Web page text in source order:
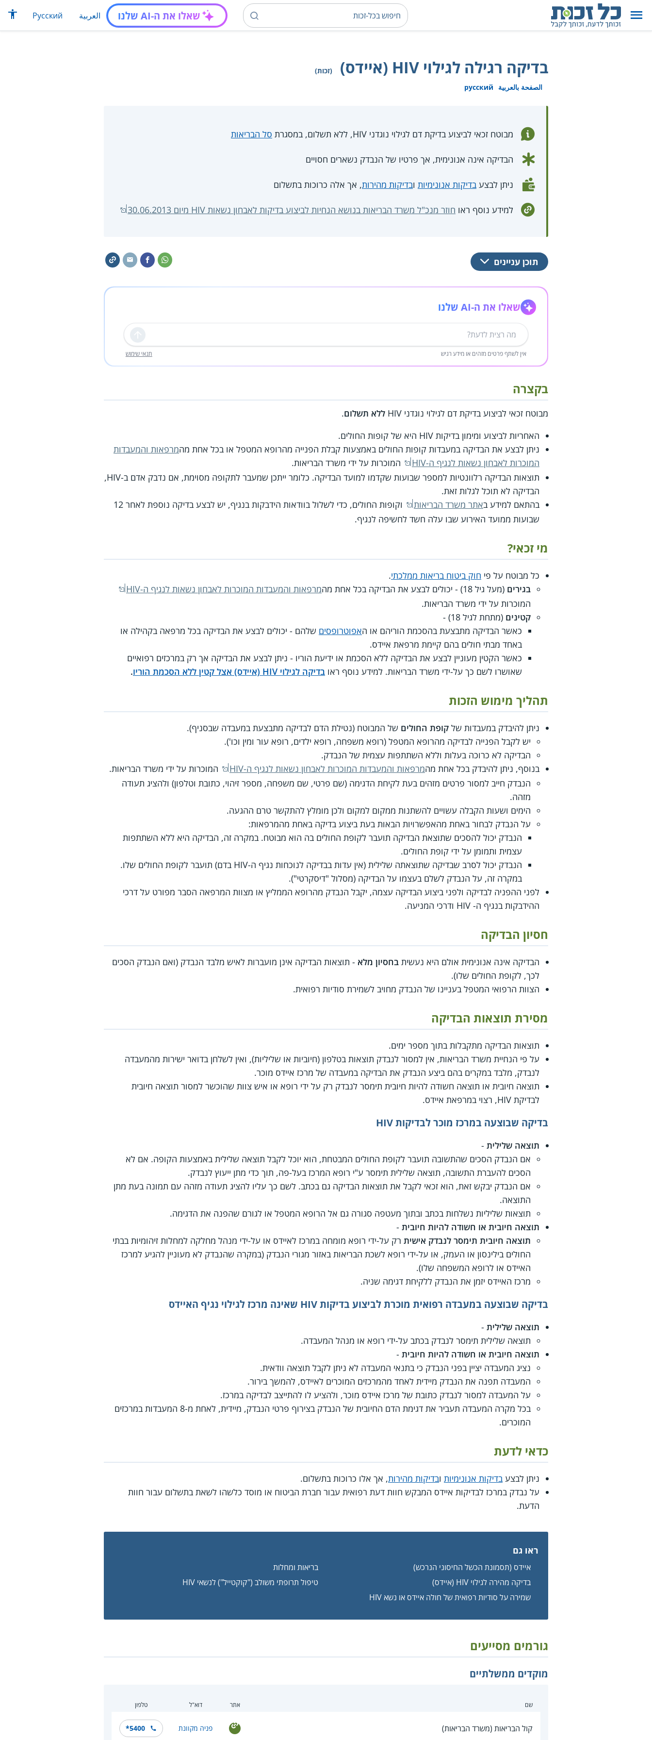
שאלו את ה-AI שלנו العربية Русский
בדיקה רגילה לגילוי HIV (איידס)
(זכות)
الصفحة بالعربية
русский
מבוטח זכאי לביצוע בדיקת דם לגילוי נוגדני HIV, ללא תשלום, במסגרת סל הבריאות
הבדיקה אינה אנונימית, אך פרטיו של הנבדק נשארים חסויים
ניתן לבצע בדיקות אנונימיות ובדיקות מהירות, אך אלה כרוכות בתשלום
למידע נוסף ראו חוזר מנכ"ל משרד הבריאות בנושא הנחיות לביצוע בדיקות לאבחון נשאות HIV מיום 30.06.2013
תוכן עניינים
שאלו את ה-AI שלנו
שליחה
אין לשתף פרטים מזהים או מידע רגיש תנאי שימוש
בקצרה
מבוטח זכאי לביצוע בדיקת דם לגילוי נוגדני HIV ללא תשלום.
האחריות לביצוע ומימון בדיקות HIV היא של קופות החולים.
ניתן לבצע את הבדיקה במעבדות קופות החולים באמצעות קבלת הפנייה מהרופא המטפל או בכל אחת מהמרפאות והמעבדות
המוכרות לאבחון נשאות לנגיף ה-HIV
המוכרות על ידי משרד הבריאות.
תוצאות הבדיקה רלוונטיות למספר שבועות שקדמו למועד הבדיקה. כלומר ייתכן שמעבר לתקופה מסוימת, אם נדבק אדם ב-HIV,
הבדיקה לא תוכל לגלות זאת.
בהתאם למידע באתר משרד הבריאות
וקופות החולים, כדי לשלול בוודאות הידבקות בנגיף, יש לבצע בדיקה נוספת לאחר 12
שבועות ממועד האירוע שבו עלה חשד לחשיפה לנגיף.
מי זכאי?
כל מבוטח על פי חוק ביטוח בריאות ממלכתי.
בגירים (מעל גיל 18) - יכולים לבצע את הבדיקה בכל אחת מה
מרפאות והמעבדות המוכרות לאבחון נשאות לנגיף ה-HIV
המוכרות על ידי משרד הבריאות.
קטינים (מתחת לגיל 18) -
כאשר הבדיקה מתבצעת בהסכמת הוריהם או האפוטרופסים שלהם - יכולים לבצע את הבדיקה בכל מרפאה בקהילה או
באחד מבתי חולים בהם קיימת מרפאת איידס.
כאשר הקטין מעוניין לבצע את הבדיקה ללא הסכמת או ידיעת הוריו - ניתן לבצע את הבדיקה אך רק במרכזים רפואיים
שאושרו לשם כך על-ידי משרד הבריאות. למידע נוסף ראו בדיקה לגילוי HIV (איידס) אצל קטין ללא הסכמת הוריו .
תהליך מימוש הזכות
ניתן להיבדק במעבדות של קופת החולים של המבוטח (נטילת הדם לבדיקה מתבצעת במעבדה שבסניף).
יש לקבל הפנייה לבדיקה מהרופא המטפל (רופא משפחה, רופא ילדים, רופא עור ומין וכו').
הבדיקה לא כרוכה בעלות וללא השתתפות עצמית של הנבדק.
בנוסף, ניתן להיבדק בכל אחת מהמרפאות והמעבדות המוכרות לאבחון נשאות לנגיף ה-HIV
המוכרות על ידי משרד הבריאות.
הנבדק חייב למסור פרטים מזהים בעת לקיחת הדגימה (שם פרטי, שם משפחה, מספר זיהוי, כתובת וטלפון) ולהציג תעודה
מזהה.
הימים ושעות הקבלה עשויים להשתנות ממקום למקום ולכן מומלץ להתקשר טרם ההגעה.
על הנבדק לבחור באחת מהאפשרויות הבאות בעת ביצוע בדיקה באחת מהמרפאות:
הנבדק יכול להסכים שתוצאת הבדיקה תועבר לקופת החולים בה הוא מבוטח. במקרה זה, הבדיקה היא ללא השתתפות
עצמית ותמומן על ידי קופת החולים.
הנבדק יכול לסרב שבדיקה שתוצאתה שלילית (אין עדות בבדיקה לנוכחות נגיף ה-HIV בדם) תועבר לקופת החולים שלו.
במקרה זה, על הנבדק לשלם בעצמו על הבדיקה (מסלול "דיסקרטי").
לפני ההפניה לבדיקה ולפני ביצוע הבדיקה עצמה, יקבל הנבדק מהרופא הממליץ או מצוות המרפאה הסבר מפורט על דרכי
ההידבקות בנגיף ה- HIV ודרכי המניעה.
חסיון הבדיקה
הבדיקה אינה אנונימית אולם היא נעשית בחסיון מלא - תוצאות הבדיקה אינן מועברות לאיש מלבד הנבדק (ואם הנבדק הסכים
לכך, לקופת החולים שלו).
הצוות הרפואי המטפל בעניינו של הנבדק מחויב לשמירת סודיות רפואית.
מסירת תוצאות הבדיקה
תוצאות הבדיקה מתקבלות בתוך מספר ימים.
על פי הנחיית משרד הבריאות, אין למסור לנבדק תוצאות בטלפון (חיוביות או שליליות), ואין לשלחן בדואר ישירות מהמעבדה
לנבדק, מלבד במקרים בהם ביצע הנבדק את הבדיקה במעבדה של מרכז איידס מוכר.
תוצאה חיובית או תוצאה חשודה להיות חיובית תימסר לנבדק רק על ידי רופא או איש צוות שהוכשר למסור תוצאה חיובית
לבדיקת HIV, רצוי במרפאת איידס.
בדיקה שבוצעה במרכז מוכר לבדיקות HIV
תוצאה שלילית -
אם הנבדק הסכים שהתשובה תועבר לקופת החולים המבטחת, הוא יוכל לקבל תוצאה שלילית באמצעות הקופה. אם לא
הסכים להעברת התשובה, תוצאה שלילית תימסר ע"י רופא המרכז בעל-פה, תוך כדי מתן ייעוץ לנבדק.
אם הנבדק יבקש זאת, הוא זכאי לקבל את תוצאות הבדיקה גם בכתב. לשם כך עליו להציג תעודה מזהה עם תמונה בעת מתן
התוצאה.
תוצאות שליליות נשלחות בכתב ובתוך מעטפה סגורה גם אל הרופא המטפל או לגורם שהפנה את הדגימה.
תוצאה חיובית או חשודה להיות חיובית -
תוצאה חיובית תימסר לנבדק אישית רק על-ידי רופא מומחה במרכז לאיידס או על-ידי מנהל מחלקה למחלות זיהומיות בבתי
החולים בילינסון או העמק, או על-ידי רופא לשכת הבריאות באזור מגורי הנבדק (במקרה שהנבדק לא מעוניין להגיע למרכז
האיידס או לרופא המשפחה שלו).
מרכז האיידס יזמן את הנבדק ללקיחת דגימה שניה.
בדיקה שבוצעה במעבדה רפואית מוכרת לביצוע בדיקות HIV שאינה מרכז לגילוי נגיף האיידס
תוצאה שלילית -
תוצאה שלילית תימסר לנבדק בכתב על-ידי רופא או מנהל המעבדה.
תוצאה חיובית או חשודה להיות חיובית -
נציג המעבדה יציין בפני הנבדק כי בתנאי המעבדה לא ניתן לקבל תוצאה וודאית.
המעבדה תפנה את הנבדק מיידית לאחד מהמרכזים המוכרים לאיידס, להמשך בירור.
על המעבדה למסור לנבדק כתובת של מרכז איידס מוכר, ולהציע לו להתייצב לבדיקה במרכז.
בכל מקרה המעבדה תעביר את דגימת הדם החיובית של הנבדק בצירוף פרטי הנבדק, מיידית, לאחת מ-8 המעבדות במרכזים
המוכרים.
כדאי לדעת
ניתן לבצע בדיקות אנונימיות ובדיקות מהירות, אך אלו כרוכות בתשלום.
על נבדק במרכז לבדיקות איידס המבקש חוות דעת רפואית עבור חברת הביטוח או מוסד כלשהו לשאת בתשלום עבור חוות
הדעת.
ראו גם
איידס (תסמונת הכשל החיסוני הנרכש)
בריאות ומחלות
בדיקה מהירה לגילוי HIV (איידס)
טיפול תרופתי משולב ("קוקטייל") לנשאי HIV
שמירה על סודיות רפואית של חולה איידס או נשא HIV
גורמים מסייעים
מוקדים ממשלתיים
שם אתר דוא"ל טלפון
קול הבריאות (משרד הבריאות) פניה מקוונת *5400